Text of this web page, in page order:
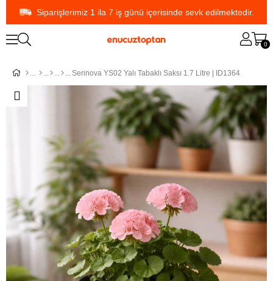
Siparişlerimiz 1 ila 7 iş günü içerisinde sevk edilmektedir.
0
Serinova YS02 Yalı Tabaklı Saksı 1.7 Litre | ID1364